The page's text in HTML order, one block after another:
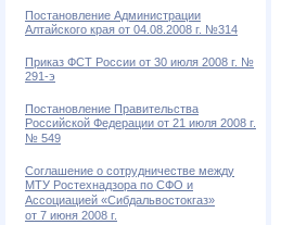
Постановление Администрации
Алтайского края от 04.08.2008 г. №314
Приказ ФСТ России от 30 июля 2008 г. №
291-э
Постановление Правительства
Российской Федерации от 21 июля 2008 г.
№ 549
Соглашение о сотрудничестве между
МТУ Ростехнадзора по СФО и
Ассоциацией «Сибдальвостокгаз»
от 7 июня 2008 г.